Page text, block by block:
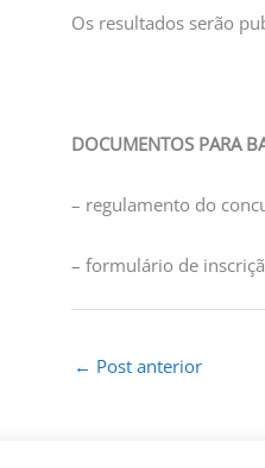
Os resultados serão
DOCUMENTOS PARA
– regulamento do
– formulário de
← Post anterior